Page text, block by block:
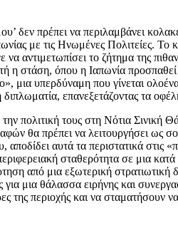
πρέπει να περιλαμβάνει
με τις Ηνωμένες Πολιτείες.
αντιμετωπίσει το ζήτημα της
η στάση, όπου η Ιαπωνία
υπερδύναμη που γίνεται
επανεξετάζοντας τα
πολιτική τους στη Νότια
θα πρέπει να λειτουργήσει ως
αυτά τα περιστατικά στις
σταθερότητα σε μια
από μια εξωτερική στρατιωτική
μια θάλασσα ειρήνης και
περιοχής και να σταματήσουν